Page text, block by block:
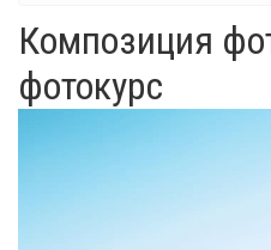
Композиция
фотокурс